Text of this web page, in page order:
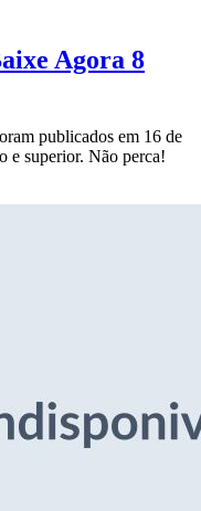
Agora 8
publicados em 16 de
e superior. Não perca!